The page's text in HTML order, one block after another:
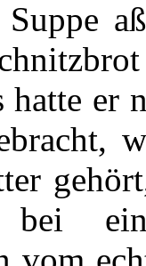
hatte er
bei